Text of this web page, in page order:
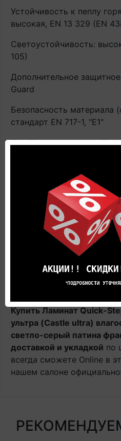
Устойчивость к пеплу
высокая, EN 13 329 (EN
Светоустойчивость:
105)
Дополнительное
Guard
Безопасность материала
стандарт EN 717-1, "E1"
Устойчивость к
Нет видимых
Устойчивость к
каблуков: Нет видимых
испытаниях с ножкой
Устойчивость к
соединений: высокая,
Цветоустойчивость:
Купить Ламинат Quick-
ультра (Castle ultra)
светло-серый патина
доставкой и укладкой по
всегда сможете Online в
нашем салоне